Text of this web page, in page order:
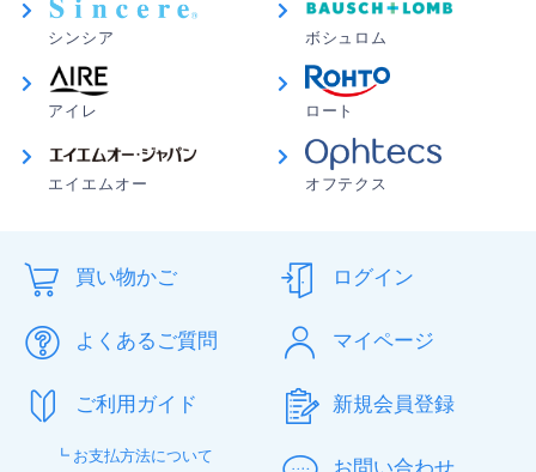
が安定しやすく、着け心地も快適です。
※お求めの度数によってはメーカー直送にて発送
させていただく場合がございます（お支払い方法
で銀行振込をお選びの場合）。
ワンデーアキュビューモイスト乱視用 レン
ズスペック
acuvue moist toric
装用
終日装用
DIA
14.5mm
度数
球面度数
んでみた。届くの早いし、商品も何の問題もないし頼ん
で良かった。
Taki さん
到着が早い！
安さもぼちぼちですし、 とにかく到着が早いので 助か
ちえ さん ★★
安くて早い！
注文してから届くまでも早く助かっています。 片目が
乱視用のワンデーですが乱視にも3箱パックがあればい
いと思っています。
シンシア ボシュロム
アイレ ロート
エイエムオー オフテクス
買い物かご
よくあるご質問
ご利用ガイド
┗ お支払方法について
ログイン
マイページ
新規会員登録